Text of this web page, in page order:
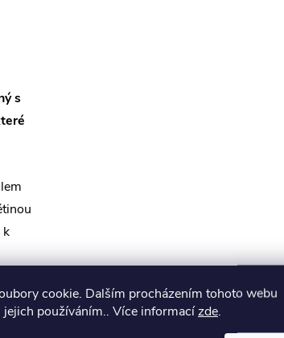
cookie. Dalším procházením tohoto webu
používáním.. Více informacízde.
s
k
a